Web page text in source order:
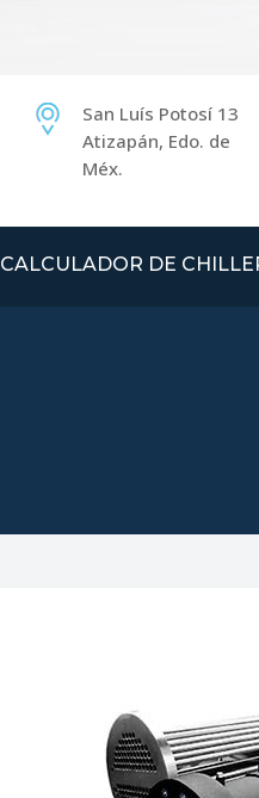
San Luís Potosí 13
Atizapán, Edo. de
Méx.
CALCULADOR DE